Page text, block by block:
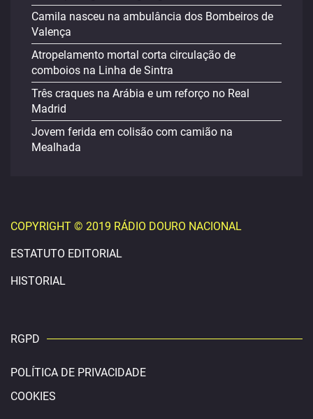
Camila nasceu na ambulância dos Bombeiros de
Valença
Atropelamento mortal corta circulação de
comboios na Linha de Sintra
Três craques na Arábia e um reforço no Real
Madrid
Jovem ferida em colisão com camião na
Mealhada
COPYRIGHT © 2019 RÁDIO DOURO NACIONAL
ESTATUTO EDITORIAL
HISTORIAL
RGPD
POLÍTICA DE PRIVACIDADE
COOKIES